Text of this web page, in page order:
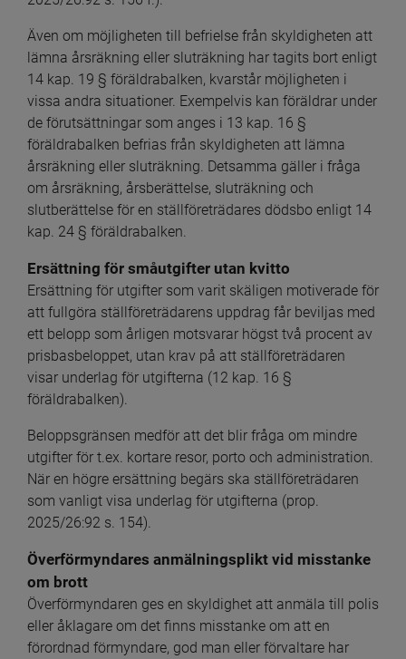
Även om möjligheten till befrielse från skyldigheten att
lämna årsräkning eller sluträkning har tagits bort enligt
14 kap. 19 § föräldrabalken, kvarstår möjligheten i
vissa andra situationer. Exempelvis kan föräldrar under
de förutsättningar som anges i 13 kap. 16 §
föräldrabalken befrias från skyldigheten att lämna
årsräkning eller sluträkning. Detsamma gäller i fråga
om årsräkning, årsberättelse, sluträkning och
slutberättelse för en ställföreträdares dödsbo enligt 14
kap. 24 § föräldrabalken.
Ersättning för småutgifter utan kvitto
Ersättning för utgifter som varit skäligen motiverade för
att fullgöra ställföreträdarens uppdrag får beviljas med
ett belopp som årligen motsvarar högst två procent av
prisbasbeloppet, utan krav på att ställföreträdaren
visar underlag för utgifterna (12 kap. 16 §
föräldrabalken).
Beloppsgränsen medför att det blir fråga om mindre
utgifter för t.ex. kortare resor, porto och administration.
När en högre ersättning begärs ska ställföreträdaren
som vanligt visa underlag för utgifterna (prop.
2025/26:92 s. 154).
Överförmyndares anmälningsplikt vid misstanke
om brott
Överförmyndaren ges en skyldighet att anmäla till polis
eller åklagare om det finns misstanke om att en
förordnad förmyndare, god man eller förvaltare har